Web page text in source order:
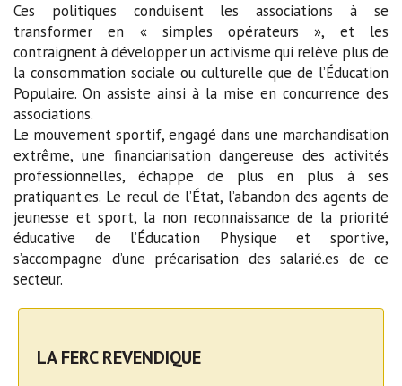
Ces politiques conduisent les associations à se
transformer en « simples opérateurs », et les
contraignent à développer un activisme qui relève plus de
la consommation sociale ou culturelle que de l’Éducation
Populaire. On assiste ainsi à la mise en concurrence des
associations.
Le mouvement sportif, engagé dans une marchandisation
extrême, une financiarisation dangereuse des activités
professionnelles, échappe de plus en plus à ses
pratiquant.es. Le recul de l’État, l’abandon des agents de
jeunesse et sport, la non reconnaissance de la priorité
éducative de l’Éducation Physique et sportive,
s’accompagne d’une précarisation des salarié.es de ce
secteur.
LA FERC REVENDIQUE